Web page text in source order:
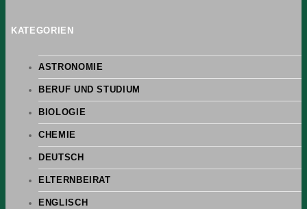
KATEGORIEN
ASTRONOMIE
BERUF UND STUDIUM
BIOLOGIE
CHEMIE
DEUTSCH
ELTERNBEIRAT
ENGLISCH